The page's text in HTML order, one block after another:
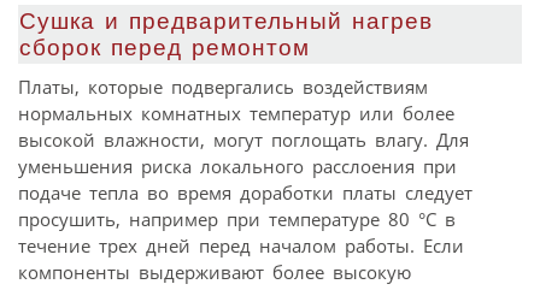
Сушка и предварительный нагрев
сборок перед ремонтом
Платы, которые подвергались воздействиям
нормальных комнатных температур или более
высокой влажности, могут поглощать влагу. Для
уменьшения риска локального расслоения при
подаче тепла во время доработки платы следует
просушить, например при температуре 80 °С в
течение трех дней перед началом работы. Если
компоненты выдерживают более высокую